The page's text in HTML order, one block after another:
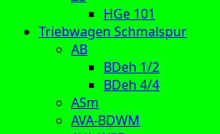
HGe 101
Triebwagen Schmalspur
AB
BDeh 1/2
BDeh 4/4
ASm
AVA-BDWM